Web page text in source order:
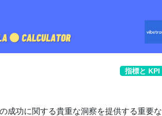
指標と KPI
成功に関する貴重な洞察を提供する重要な